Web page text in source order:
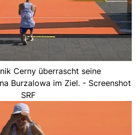
Cerny überrascht seine
Burzalowa im Ziel. - Screenshot
SRF